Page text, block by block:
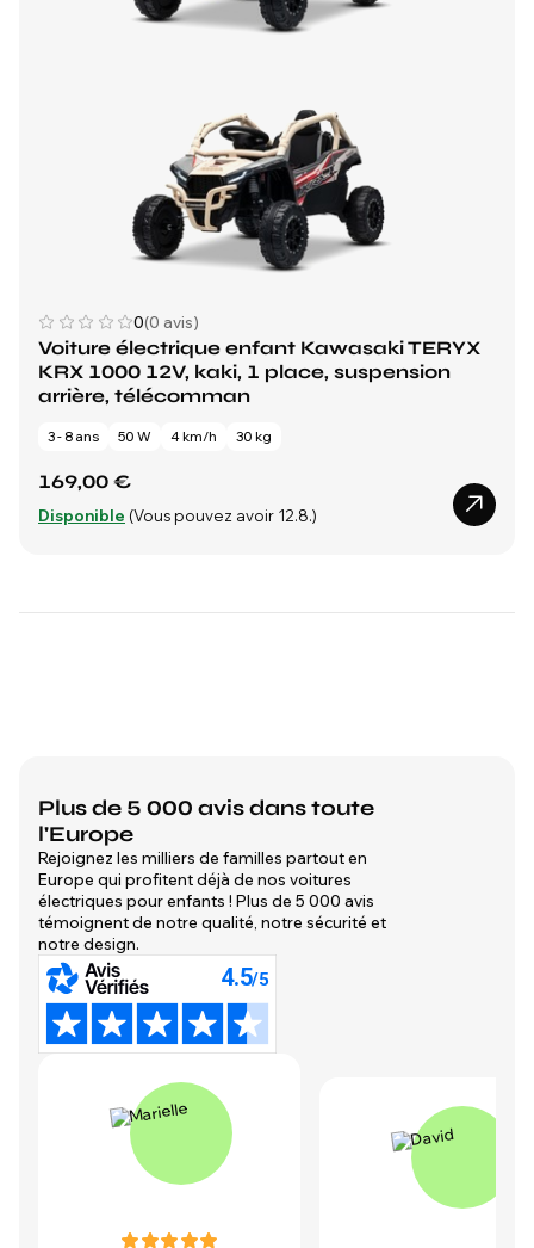
0(0 avis)
Voiture électrique enfant Kawasaki TERYX
KRX 1000 12V, kaki, 1 place, suspension
arrière, télécomman
3 - 8 ans 50 W 4 km/h 30 kg
169,00 €
Disponible (Vous pouvez avoir 12.8.)
Plus de 5 000 avis dans toute
l'Europe
Rejoignez les milliers de familles partout en
Europe qui profitent déjà de nos voitures
électriques pour enfants ! Plus de 5 000 avis
témoignent de notre qualité, notre sécurité et
notre design.